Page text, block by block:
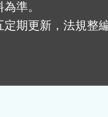
準。
定期更新，法規整